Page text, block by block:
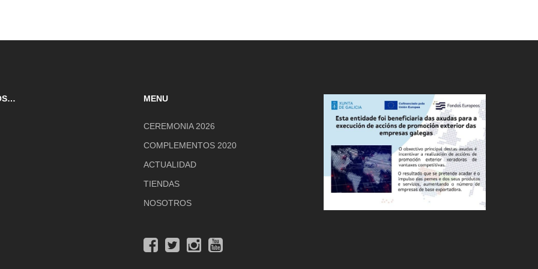
MENU
CEREMONIA 2026
COMPLEMENTOS 2020
ACTUALIDAD
TIENDAS
NOSOTROS